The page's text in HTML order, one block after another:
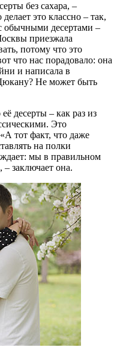
без сахара, –
это классно – так,
обычными десертами –
приезжала
потому что это
что нас порадовало: она
и написала в
Не может быть
десерты – как раз из
Это
тот факт, что даже
на полки
мы в правильном
– заключает она.